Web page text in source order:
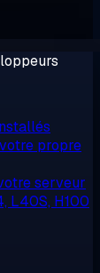
propre
serveur
L40S, H100